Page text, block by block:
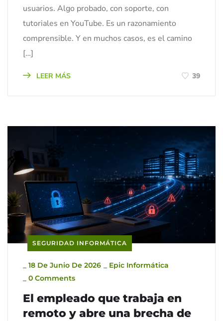
usuarios. Algo probado, con soporte, con
tutoriales en YouTube. Es un razonamiento
comprensible. Y en muchos casos, es el camino
[…]
LEER MÁS 39
SEGURIDAD INFORMÁTICA
18 De Junio De 2026
Epic Informática
0 Comments
El empleado que trabaja en
remoto y abre una brecha de